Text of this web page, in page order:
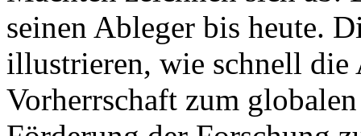
seinen Ableger bis heute.
illustrieren, wie schnell die
Vorherrschaft zum